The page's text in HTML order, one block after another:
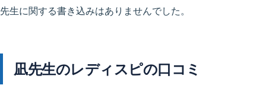
先生に関する書き込みはありませんでした。
凪先生のレディスピの口コミ